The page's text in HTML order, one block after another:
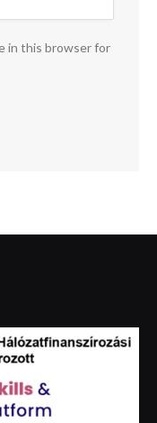
in this browser for